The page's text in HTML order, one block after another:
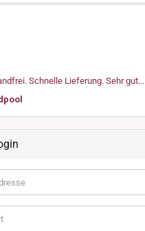
Schnelle Lieferung. Sehr gut...